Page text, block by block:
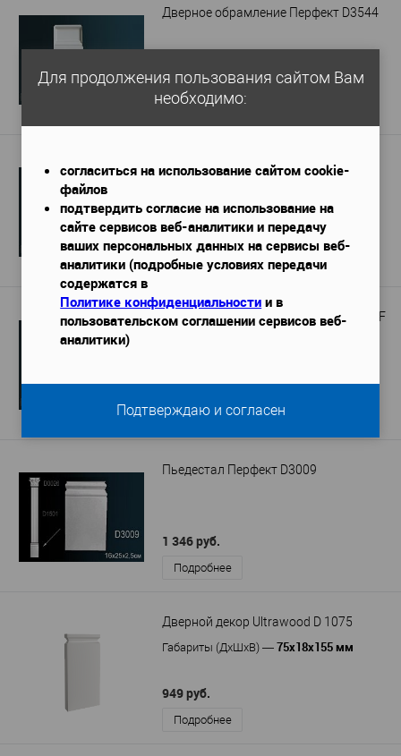
Дверное обрамление Перфект D3544
939 руб.
Подробнее
Дверное обрамление Перфект D3527
529 руб.
Подробнее
Дверное обрамление Перфект D1511F
5 389 руб.
Подробнее
Пьедестал Перфект D3009
1 346 руб.
Подробнее
Дверной декор Ultrawood D 1075
Габариты (ДхШхВ) — 75х18х155 мм
949 руб.
Подробнее
Для продолжения пользования сайтом Вам
необходимо:
согласиться на использование сайтом cookie-
файлов
подтвердить согласие на использование на
сайте сервисов веб-аналитики и передачу
ваших персональных данных на сервисы веб-
аналитики (подробные условиях передачи
содержатся в
Политике конфиденциальности и в
пользовательском соглашении сервисов веб-
аналитики)
Подтверждаю и согласен